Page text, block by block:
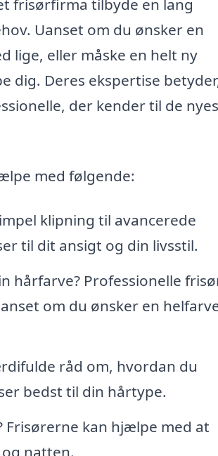
frisørfirma tilbyde en lang
Uanset om du ønsker en
lige, eller måske en helt ny
dig. Deres ekspertise
der kender til de
med følgende:
klipning til avancerede
til dit ansigt og din livsstil.
hårfarve? Professionelle
om du ønsker en
råd om, hvordan du
bedst til din hårtype.
Frisørerne kan hjælpe med at
natten.